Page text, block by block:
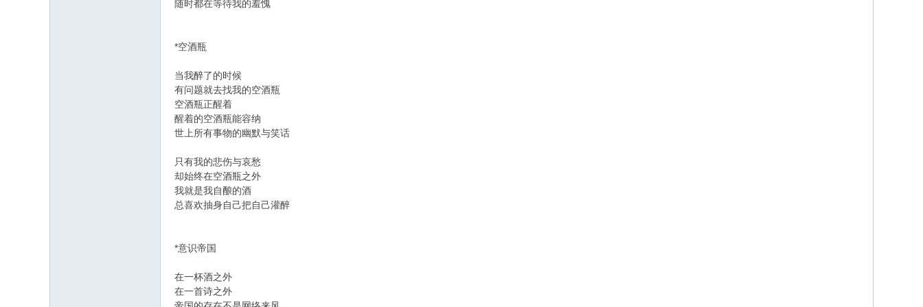
随时都在等待我的羞愧
*空酒瓶
当我醉了的时候
有问题就去找我的空酒瓶
空酒瓶正醒着
醒着的空酒瓶能容纳
世上所有事物的幽默与笑话
只有我的悲伤与哀愁
却始终在空酒瓶之外
我就是我自酿的酒
总喜欢抽身自己把自己灌醉
*意识帝国
在一杯酒之外
在一首诗之外